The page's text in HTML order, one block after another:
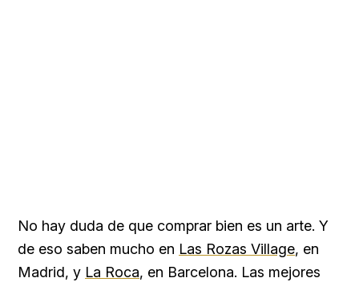
No hay duda de que comprar bien es un arte. Y
de eso saben mucho en Las Rozas Village, en
Madrid, y La Roca, en Barcelona. Las mejores